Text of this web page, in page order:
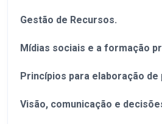
Gestão de Recursos.
Mídias sociais e a formação
Princípios para elaboração de
Visão, comunicação e